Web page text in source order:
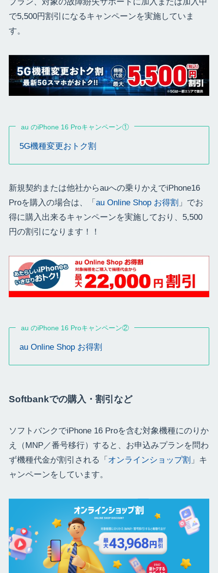
で5,500円割引になるキャンペーンを実施していま
す。
au のiPhone 16 Proキャンペーン①
5G機種変更おトク割
新規契約または他社からauへの乗りかえでiPhone16
Proを購入の場合は、「 au Online Shop お得割 」でお
得に購入出来るキャンペーンを実施しており、5,500
円の割引になります！！
au のiPhone 16 Proキャンペーン②
au Online Shop お得割
Softbankでの購入・割引など
ソフトバンクでiPhone 16 Proを含む対象機種にのりか
え（MNP／番号移行）すると、お申込みプランを問わ
ず機種代金が割引される「 オンラインショップ割 」キ
ャンペーンをしています。